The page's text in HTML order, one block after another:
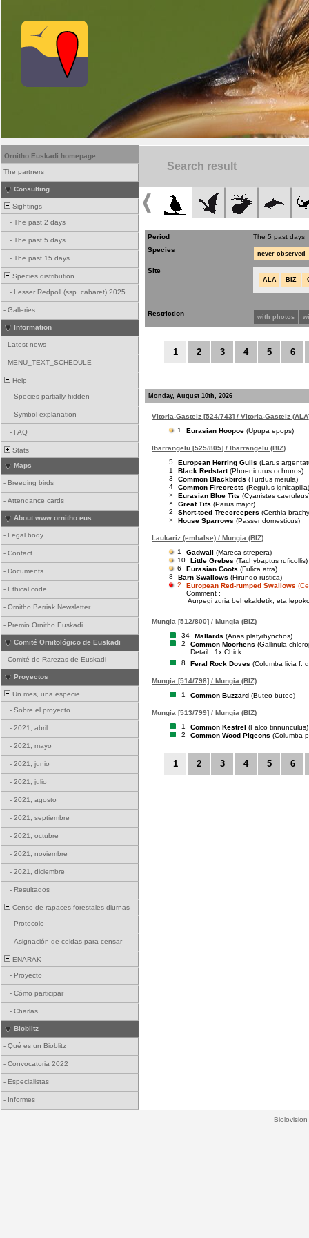
Ornitho Euskadi homepage
The partners
Consulting
Sightings
- The past 2 days
- The past 5 days
- The past 15 days
Species distribution
- Lesser Redpoll (ssp. cabaret) 2025
- Galleries
Information
- Latest news
- MENU_TEXT_SCHEDULE
Help
- Species partially hidden
- Symbol explanation
- FAQ
Stats
Maps
- Breeding birds
- Attendance cards
About www.ornitho.eus
- Legal body
- Contact
- Documents
- Ethical code
- Ornitho Berriak Newsletter
- Premio Ornitho Euskadi
Comité Ornitológico de Euskadi
- Comité de Rarezas de Euskadi
Proyectos
Un mes, una especie
- Sobre el proyecto
- 2021, abril
- 2021, mayo
- 2021, junio
- 2021, julio
- 2021, agosto
- 2021, septiembre
- 2021, octubre
- 2021, noviembre
- 2021, diciembre
- Resultados
Censo de rapaces forestales diurnas
- Protocolo
- Asignación de celdas para censar
ENARAK
- Proyecto
- Cómo participar
- Charlas
Bioblitz
- Qué es un Bioblitz
- Convocatoria 2022
- Especialistas
- Informes
Search result
Period
The 5 past days
Species
never observed
Site
ALA BIZ
Restriction with photos
1 2 3 4 5 6
Monday, August 10th, 2026
Vitoria-Gasteiz [524/743] / Vitoria-Gasteiz
1
Eurasian Hoopoe (Upupa epops)
Ibarrangelu [525/805] / Ibarrangelu (BIZ)
5
European Herring Gulls (Larus
1
Black Redstart (Phoenicurus ochruros)
3
Common Blackbirds (Turdus merula)
4
Common Firecrests (Regulus ignicapilla)
×
Eurasian Blue Tits (Cyanistes
×
Great Tits (Parus major)
2
Short-toed Treecreepers (Certhia
×
House Sparrows (Passer domesticus)
Laukariz (embalse) / Mungia (BIZ)
1
Gadwall (Mareca strepera)
10
Little Grebes (Tachybaptus ruficollis)
6
Eurasian Coots (Fulica atra)
8
Barn Swallows (Hirundo rustica)
2
European Red-rumped Swallows
Comment :
Aurpegi zuria behekaldetik, eta
Mungia [512/800] / Mungia (BIZ)
34
Mallards (Anas platyrhynchos)
2
Common Moorhens (Gallinula
Detail : 1x Chick
8
Feral Rock Doves (Columba livia f.
Mungia [514/798] / Mungia (BIZ)
1
Common Buzzard (Buteo buteo)
Mungia [513/799] / Mungia (BIZ)
1
Common Kestrel (Falco tinnunculus)
2
Common Wood Pigeons (Columba
1 2 3 4 5 6
Biolovision